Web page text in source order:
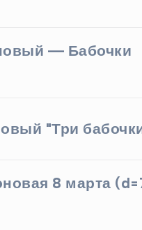
— Бабочки
"Три
8 марта